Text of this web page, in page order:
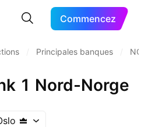
Commencez
Principales banques
1 Nord-Norge